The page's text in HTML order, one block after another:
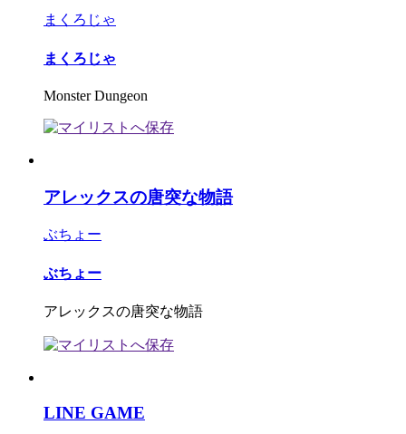
まくろじゃ
まくろじゃ
Monster Dungeon
アレックスの唐突な物語
ぶちょー
ぶちょー
アレックスの唐突な物語
LINE GAME